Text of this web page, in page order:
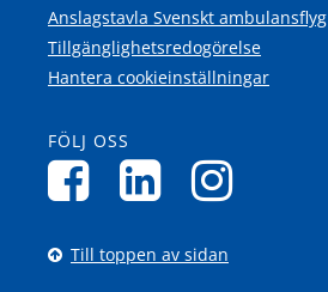
Anslagstavla Svenskt ambulansflyg
Tillgänglighetsredogörelse
Hantera cookieinställningar
FÖLJ OSS
Till toppen av sidan